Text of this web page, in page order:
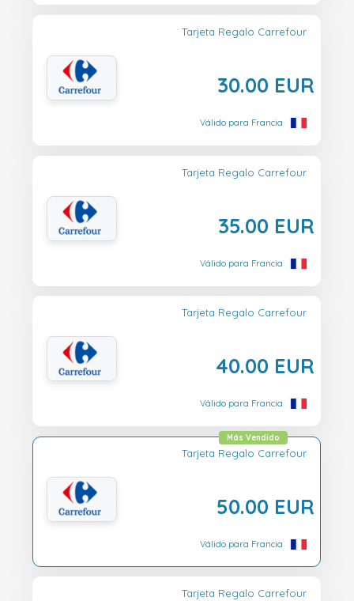
Tarjeta Regalo Carrefour
30.00 EUR
Válido para Francia
Tarjeta Regalo Carrefour
35.00 EUR
Válido para Francia
Tarjeta Regalo Carrefour
40.00 EUR
Válido para Francia
Tarjeta Regalo Carrefour
50.00 EUR
Más Vendido
Válido para Francia
Tarjeta Regalo Carrefour